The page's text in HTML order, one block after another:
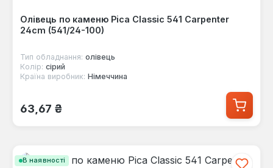
Олівець по каменю Pica Classic 541 Carpenter
24cm (541/24-100)
Тип обладнання: олівець
Колір: сірий
Країна виробник: Німеччина
Звичайна ціна:
63,67 ₴
В наявності